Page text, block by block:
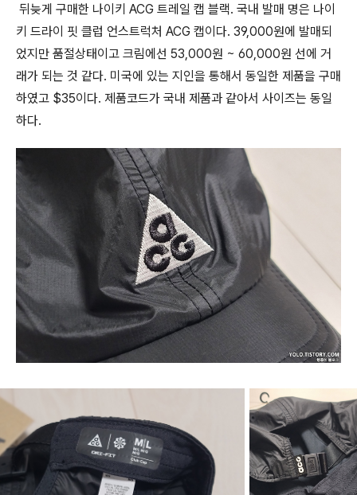
뒤늦게 구매한 나이키 ACG 트레일 캡 블랙. 국내 발매 명은 나이
키 드라이 핏 클럽 언스트럭처 ACG 캡이다. 39,000원에 발매되
었지만 품절상태이고 크림에선 53,000원 ~ 60,000원 선에 거
래가 되는 것 같다. 미국에 있는 지인을 통해서 동일한 제품을 구매
하였고 $35이다. 제품코드가 국내 제품과 같아서 사이즈는 동일
하다.